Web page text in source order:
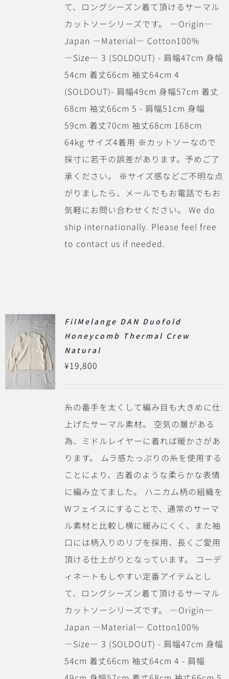
て、ロングシーズン着て頂けるサーマル
カットソーシリーズです。 ―Origin―
Japan ―Material― Cotton100%
―Size― 3 (SOLDOUT) - 肩幅47cm 身幅
54cm 着丈66cm 袖丈64cm 4
(SOLDOUT)- 肩幅49cm 身幅57cm 着丈
68cm 袖丈66cm 5 - 肩幅51cm 身幅
59cm 着丈70cm 袖丈68cm 168cm
64kg サイズ4着用 ※カットソーなので
採寸に若干の誤差があります。予めご了
承ください。 ※サイズ感などご不明な点
がりましたら、メールでもお電話でもお
気軽にお問い合わせください。 We do
ship internationally. Please feel free
to contact us if needed.
FilMelange DAN Duofold
Honeycomb Thermal Crew
Natural
¥19,800
糸の番手を太くして編み目も大きめに仕
上げたサーマル素材。 空気の層がある
為、ミドルレイヤーに着れば暖かさがあ
ります。 ムラ感たっぷりの糸を使用する
ことにより、古着のような柔らかな表情
に編み立てました。 ハニカム柄の組織を
Wフェイスにすることで、通常のサーマ
ル素材と比較し横に緩みにくく、また袖
口には柄入りのリブを採用、長くご愛用
頂ける仕上がりとなっています。 コーデ
ィネートもしやすい定番アイテムとし
て、ロングシーズン着て頂けるサーマル
カットソーシリーズです。 ―Origin―
Japan ―Material― Cotton100%
―Size― 3 (SOLDOUT) - 肩幅47cm 身幅
54cm 着丈66cm 袖丈64cm 4 - 肩幅